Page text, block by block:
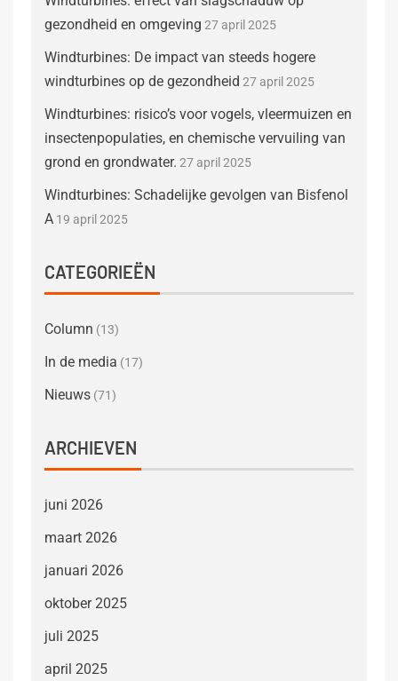
gezondheid en omgeving 27 april 2025
Windturbines: De impact van steeds hogere
windturbines op de gezondheid 27 april 2025
Windturbines: risico’s voor vogels, vleermuizen en
insectenpopulaties, en chemische vervuiling van
grond en grondwater. 27 april 2025
Windturbines: Schadelijke gevolgen van Bisfenol
A 19 april 2025
CATEGORIEËN
Column (13)
In de media (17)
Nieuws (71)
ARCHIEVEN
juni 2026
maart 2026
januari 2026
oktober 2025
juli 2025
april 2025